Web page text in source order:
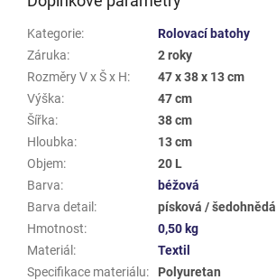
Kategorie:
Rolovací batohy
Záruka:
2 roky
Rozměry V x Š x H:
47 x 38 x 13 cm
Výška:
47 cm
Šířka:
38 cm
Hloubka:
13 cm
Objem:
20 L
Barva:
béžová
Barva detail :
písková / šedohnědá
Hmotnost:
0,50 kg
Materiál :
Textil
Specifikace materiálu:
Polyuretan